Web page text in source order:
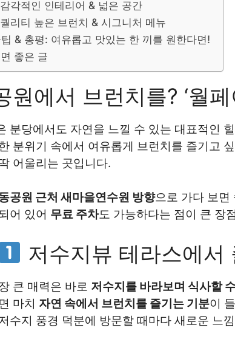
감각적인 인테리어 & 넓은 공간
퀄리티 높은 브런치 & 시그니처 메뉴
& 총평: 여유롭고 맛있는 한 끼를 원한다면!
좋은 글
원에서 브런치를? ‘월
분당에서도 자연을 느낄 수 있는 대표적인
분위기 속에서 여유롭게 브런치를 즐기고
어울리는 곳입니다.
공원 근처 새마을연수원 방향으로 가다 보면
어 있어 무료 주차도 가능하다는 점이 큰 장
저수지뷰 테라스에서
큰 매력은 바로 저수지를 바라보며 식사할
마치 자연 속에서 브런치를 즐기는 기분이
수지 풍경 덕분에 방문할 때마다 새로운 느